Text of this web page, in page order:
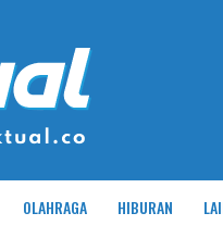
OLAHRAGA HIBURAN